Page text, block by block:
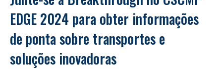
EDGE 2024 para obter informações
de ponta sobre transportes e
soluções inovadoras